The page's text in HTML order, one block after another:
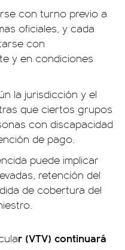
con turno previo a
oficiales, y cada
con
y en condiciones
la jurisdicción y el
que ciertos grupos
con discapacidad
de pago.
puede implicar
retención del
de cobertura del
r (VTV) continuará